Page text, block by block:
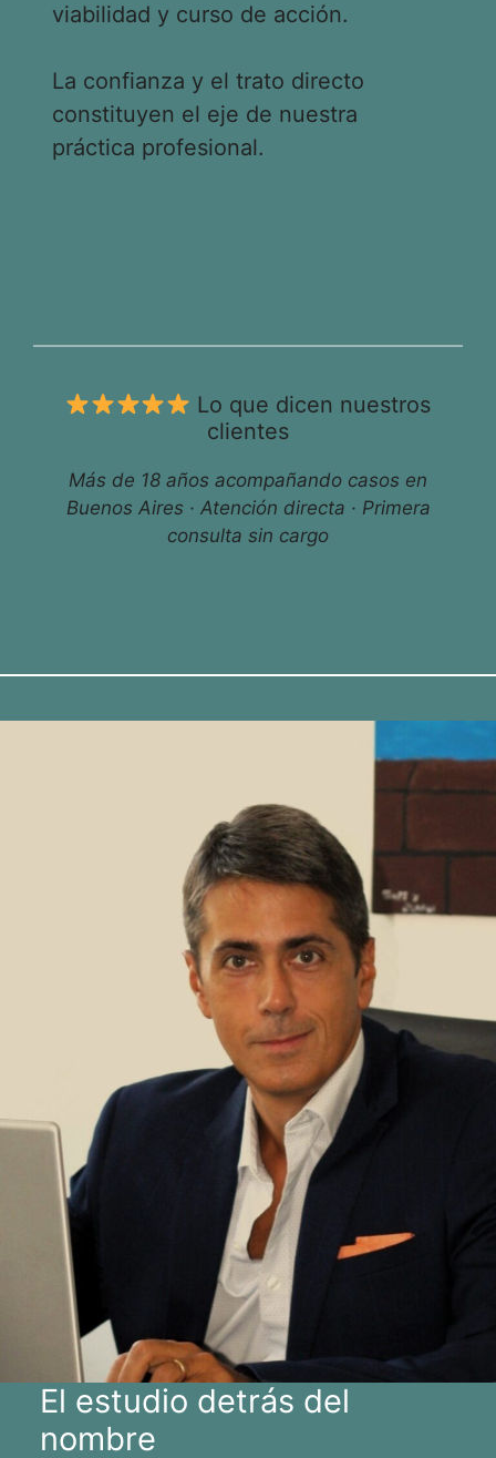
viabilidad y curso de acción.
La confianza y el trato directo
constituyen el eje de nuestra
práctica profesional.
Lo que dicen nuestros
clientes
Más de 18 años acompañando casos en
Buenos Aires · Atención directa · Primera
consulta sin cargo
El estudio detrás del
nombre